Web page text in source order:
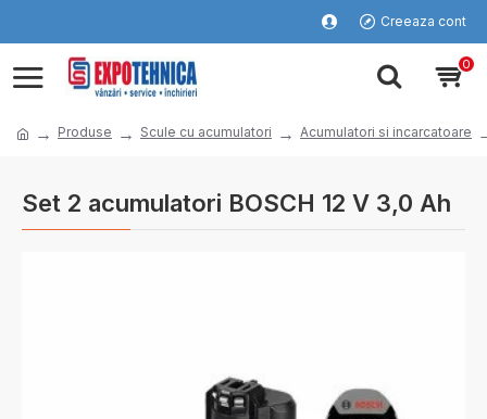
Creeaza cont
0
Produse Scule cu acumulatori Acumulatori si incarcatoare
Set 2 acumulatori BOSCH 12 V 3,0 Ah